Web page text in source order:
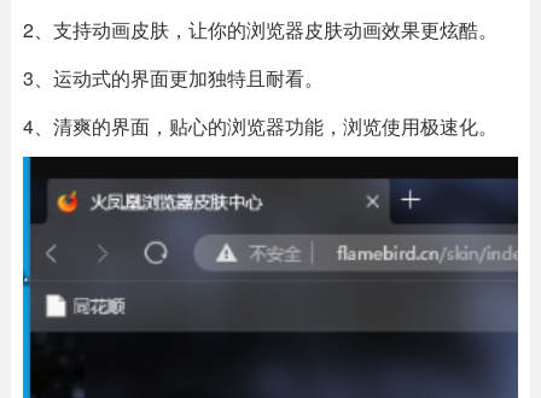
2、支持动画皮肤，让你的浏览器皮肤动画效果更炫酷。
3、运动式的界面更加独特且耐看。
4、清爽的界面，贴心的浏览器功能，浏览使用极速化。